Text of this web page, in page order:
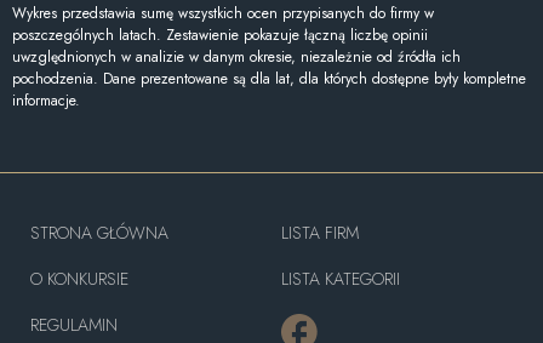
Wykres przedstawia sumę wszystkich ocen przypisanych do firmy w
poszczególnych latach. Zestawienie pokazuje łączną liczbę opinii
uwzględnionych w analizie w danym okresie, niezależnie od źródła ich
pochodzenia. Dane prezentowane są dla lat, dla których dostępne były kompletne
informacje.
STRONA GŁÓWNA
O KONKURSIE
REGULAMIN
LISTA FIRM
LISTA KATEGORII